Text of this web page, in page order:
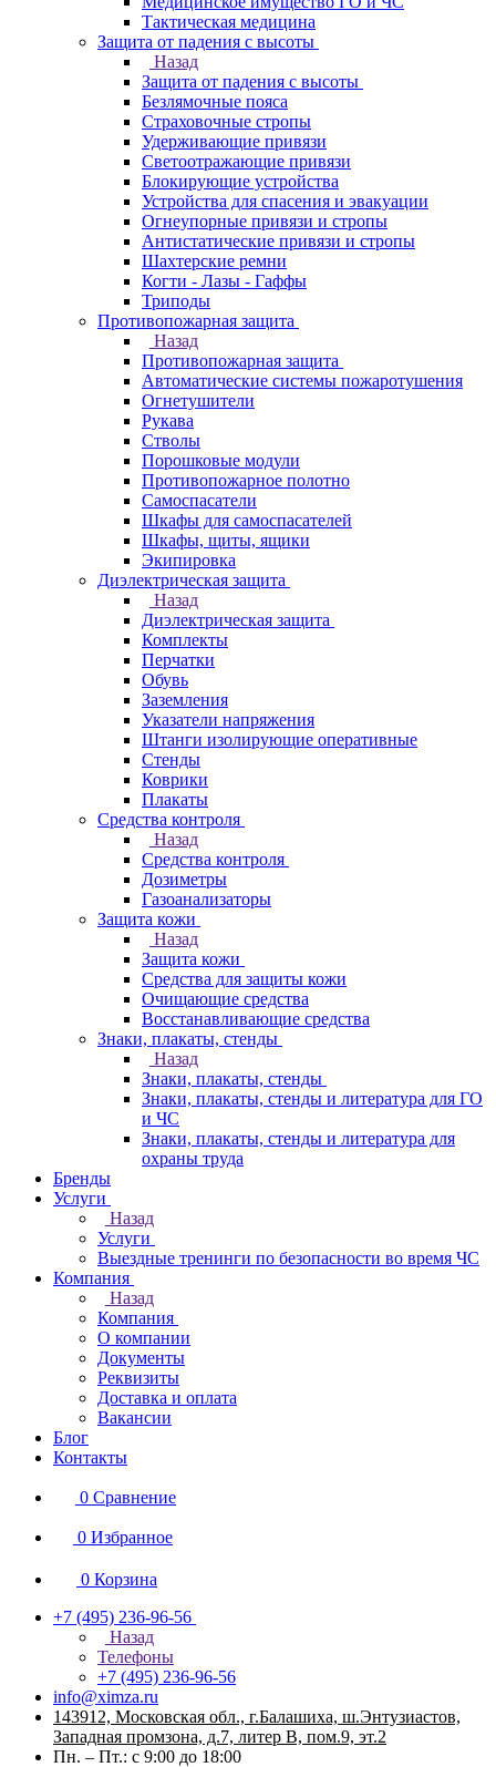
Тактическая медицина
Защита от падения с высоты
Назад
Защита от падения с высоты
Безлямочные пояса
Страховочные стропы
Удерживающие привязи
Светоотражающие привязи
Блокирующие устройства
Устройства для спасения и эвакуации
Огнеупорные привязи и стропы
Антистатические привязи и стропы
Шахтерские ремни
Когти - Лазы - Гаффы
Триподы
Противопожарная защита
Назад
Противопожарная защита
Автоматические системы пожаротушения
Огнетушители
Рукава
Стволы
Порошковые модули
Противопожарное полотно
Самоспасатели
Шкафы для самоспасателей
Шкафы, щиты, ящики
Экипировка
Диэлектрическая защита
Назад
Диэлектрическая защита
Комплекты
Перчатки
Обувь
Заземления
Указатели напряжения
Штанги изолирующие оперативные
Стенды
Коврики
Плакаты
Средства контроля
Назад
Средства контроля
Дозиметры
Газоанализаторы
Защита кожи
Назад
Защита кожи
Средства для защиты кожи
Очищающие средства
Восстанавливающие средства
Знаки, плакаты, стенды
Назад
Знаки, плакаты, стенды
Знаки, плакаты, стенды и литература для ГО
и ЧС
Знаки, плакаты, стенды и литература для
охраны труда
Бренды
Услуги
Назад
Услуги
Выездные тренинги по безопасности во время ЧС
Компания
Назад
Компания
О компании
Документы
Реквизиты
Доставка и оплата
Вакансии
Блог
Контакты
0 Сравнение
0 Избранное
0 Корзина
+7 (495) 236-96-56
Назад
Телефоны
+7 (495) 236-96-56
info@ximza.ru
143912, Московская обл., г.Балашиха, ш.Энтузиастов,
Западная промзона, д.7, литер В, пом.9, эт.2
Пн. – Пт.: с 9:00 до 18:00